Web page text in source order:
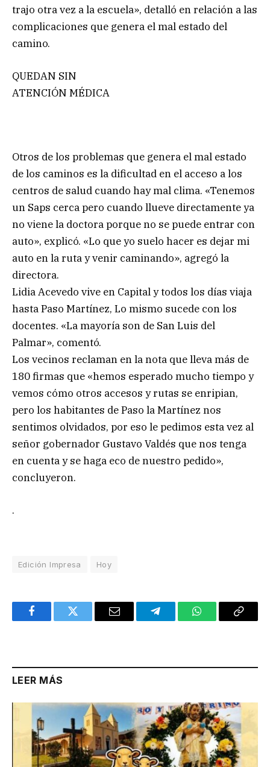
trajo otra vez a la escuela», detalló en relación a las
complicaciones que genera el mal estado del
camino.
QUEDAN SIN
ATENCIÓN MÉDICA
Otros de los problemas que genera el mal estado
de los caminos es la dificultad en el acceso a los
centros de salud cuando hay mal clima. «Tenemos
un Saps cerca pero cuando llueve directamente ya
no viene la doctora porque no se puede entrar con
auto», explicó. «Lo que yo suelo hacer es dejar mi
auto en la ruta y venir caminando», agregó la
directora.
Lidia Acevedo vive en Capital y todos los días viaja
hasta Paso Martínez, Lo mismo sucede con los
docentes. «La mayoría son de San Luis del
Palmar», comentó.
Los vecinos reclaman en la nota que lleva más de
180 firmas que «hemos esperado mucho tiempo y
vemos cómo otros accesos y rutas se enripian,
pero los habitantes de Paso la Martínez nos
sentimos olvidados, por eso le pedimos esta vez al
señor gobernador Gustavo Valdés que nos tenga
en cuenta y se haga eco de nuestro pedido»,
concluyeron.
.
Edición Impresa Hoy
FacebookTwitter Email TelegramWhatsAppCopy
LEER MÁS